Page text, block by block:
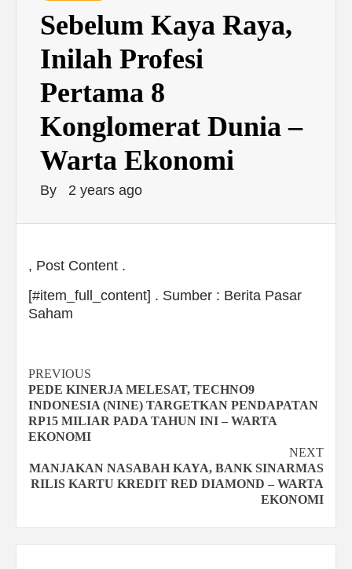
Sebelum Kaya Raya,
Inilah Profesi
Pertama 8
Konglomerat Dunia –
Warta Ekonomi
By 2 years ago
, Post Content .
[#item_full_content] . Sumber : Berita Pasar
Saham
Continue
Reading
PREVIOUS
PEDE KINERJA MELESAT, TECHNO9
INDONESIA (NINE) TARGETKAN PENDAPATAN
RP15 MILIAR PADA TAHUN INI – WARTA
EKONOMI
NEXT
MANJAKAN NASABAH KAYA, BANK SINARMAS
RILIS KARTU KREDIT RED DIAMOND – WARTA
EKONOMI